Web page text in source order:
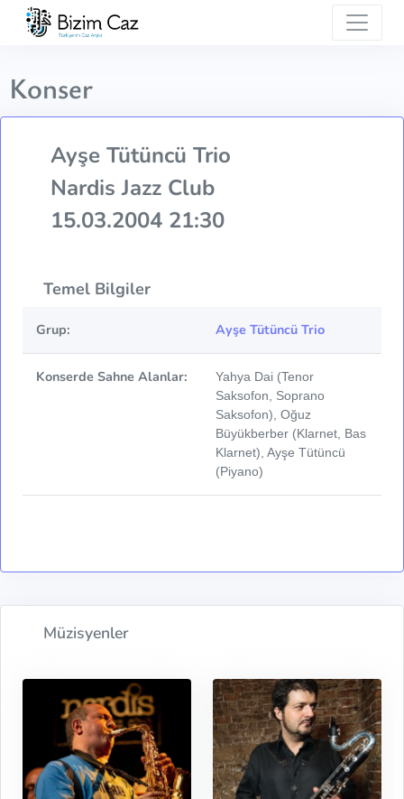
Konser
Ayşe Tütüncü Trio
Nardis Jazz Club
15.03.2004 21:30
Temel Bilgiler
Grup: Ayşe Tütüncü Trio
Konserde Sahne Alanlar:
Yahya Dai (Tenor
Saksofon, Soprano
Saksofon), Oğuz
Büyükberber (Klarnet, Bas
Klarnet), Ayşe Tütüncü
(Piyano)
Müzisyenler